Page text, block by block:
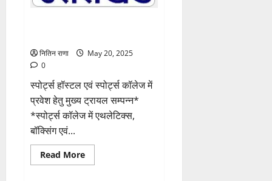
सर्वोच्च
नितिन राणा
May 20, 2025
0
स्पोर्ट्स हॉस्टल एवं स्पोर्ट्स कॉलेज में
प्रवेश हेतु मुख्य ट्रायल सम्पन्न*
*स्पोर्ट्स कॉलेज में एथलेटिक्स,
बॉक्सिंग एवं...
Read MoreRead
more